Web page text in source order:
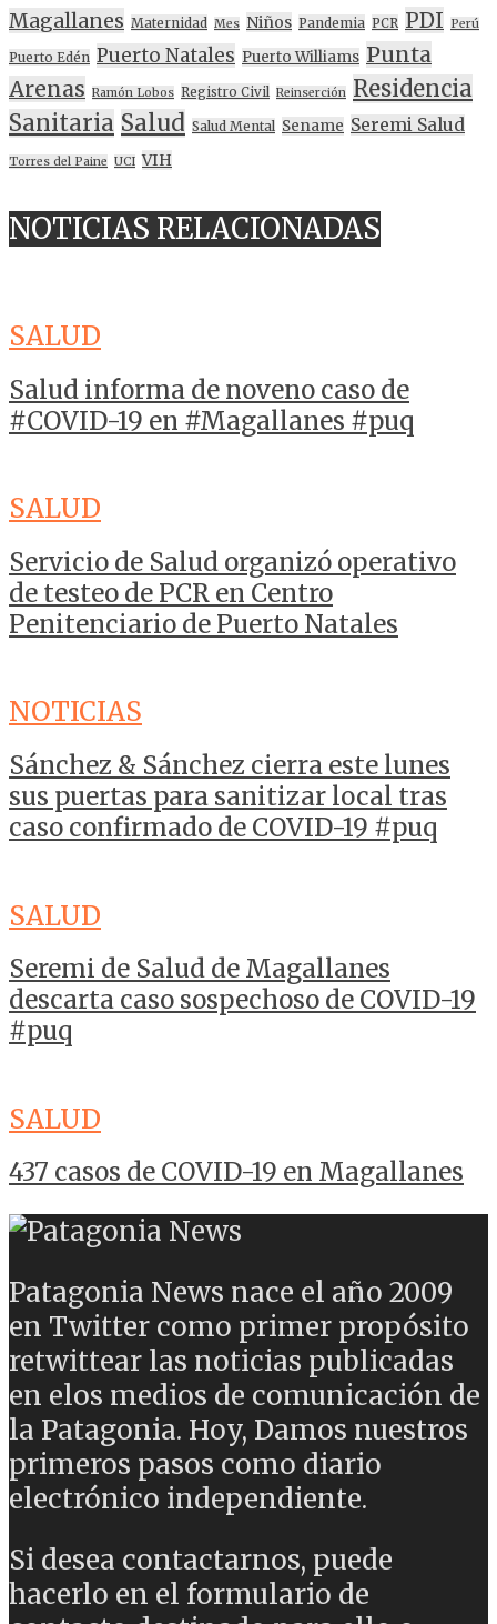
Magallanes Maternidad Mes Niños Pandemia PCR PDI Perú
Puerto Edén Puerto Natales Puerto Williams Punta
Arenas Ramón Lobos Registro Civil Reinserción Residencia
Sanitaria Salud Salud Mental Sename Seremi Salud
Torres del Paine UCI VIH
NOTICIAS RELACIONADAS
SALUD
Salud informa de noveno caso de
#COVID-19 en #Magallanes #puq
SALUD
Servicio de Salud organizó operativo
de testeo de PCR en Centro
Penitenciario de Puerto Natales
NOTICIAS
Sánchez & Sánchez cierra este lunes
sus puertas para sanitizar local tras
caso confirmado de COVID-19 #puq
SALUD
Seremi de Salud de Magallanes
descarta caso sospechoso de COVID-19
#puq
SALUD
437 casos de COVID-19 en Magallanes
Patagonia News nace el año 2009
en Twitter como primer propósito
retwittear las noticias publicadas
en elos medios de comunicación de
la Patagonia. Hoy, Damos nuestros
primeros pasos como diario
electrónico independiente.
Si desea contactarnos, puede
hacerlo en el formulario de